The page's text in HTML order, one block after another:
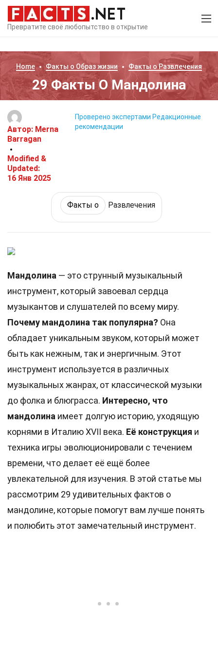
Превратите своё любопытство в открытие
Home Факты о Образ жизни Факты оРазвлечения
29 Факты О Мандолина
Автор: Merna
Barragan
Modified &
Updated:
16 Янв 2025
Проверено экспертами Редакционные
рекомендации
Факты о Развлечения
Мандолина — это струнный музыкальный
инструмент, который завоевал сердца
музыкантов и слушателей по всему миру.
Почему мандолина так популярна? Она
обладает уникальным звуком, который может
быть как нежным, так и энергичным. Этот
инструмент используется в различных
музыкальных жанрах, от классической музыки
до фолка и блюграсса. Интересно, что
мандолина имеет долгую историю, уходящую
корнями в Италию XVII века. Её конструкция и
техника игры эволюционировали с течением
времени, что делает её ещё более
увлекательной для изучения. В этой статье мы
рассмотрим 29 удивительных фактов о
мандолине, которые помогут вам лучше понять
и полюбить этот замечательный инструмент.